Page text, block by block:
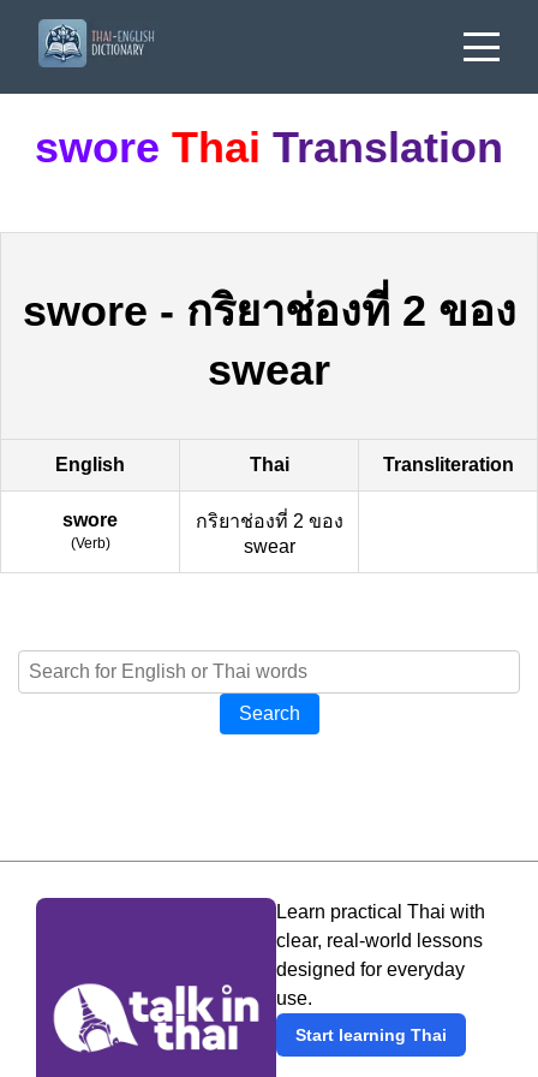
swore Thai Translation
swore - กริยาช่องที่ 2 ของ
swear
English Thai Transliteration
swore
(Verb)
กริยาช่องที่ 2 ของ
swear
Search
Learn practical Thai with
clear, real-world lessons
designed for everyday
use.
Start learning Thai